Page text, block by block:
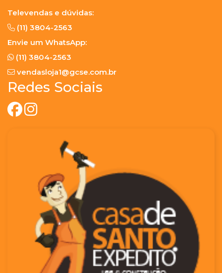
Televendas e dúvidas:
(11) 3804-2563
Envie um WhatsApp:
(11) 3804-2563
vendasloja1@gcse.com.br
Redes Sociais